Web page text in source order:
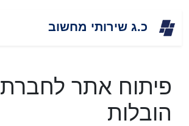
כ.ג שירותי מחשוב
פיתוח אתר לחברת
הובלות